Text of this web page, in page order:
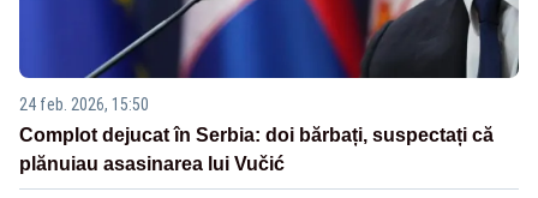
24 feb. 2026, 15:50
Complot dejucat în Serbia: doi bărbați, suspectați că
plănuiau asasinarea lui Vučić